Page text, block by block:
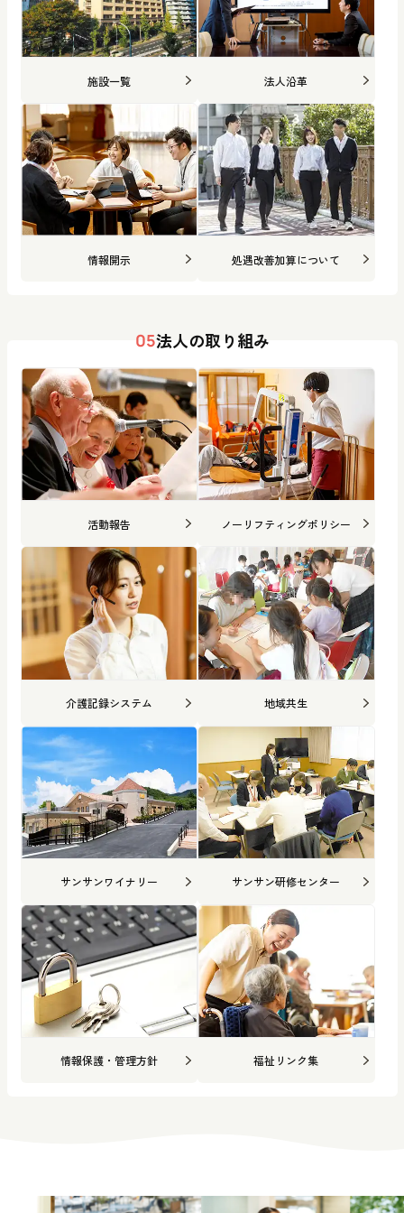
施設一覧 法人沿革
情報開示 処遇改善加算について
05法人の取り組み
活動報告 ノーリフティングポリシー
介護記録システム 地域共生
サンサンワイナリー サンサン研修センター
情報保護・管理方針 福祉リンク集